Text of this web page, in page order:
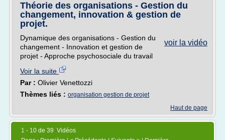
Théorie des organisations - Gestion du
changement, innovation & gestion de
projet.
voir la vidéo
Dynamique des organisations - Gestion du
changement - Innovation et gestion de
projet - Approche psychosociale du travail
Voir la suite
Par : Olivier Venettozzi
Thèmes liés : organisation gestion de projet
Haut de page
1 - 10 de 39 Vidéos